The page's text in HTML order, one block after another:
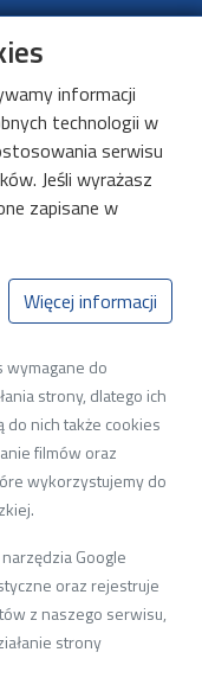
email
AE:PL-77859-
informacji
technologii w
serwisu
Jeśli wyrażasz
zapisane w
Więcej informacji
wymagane do
strony, dlatego ich
do nich także cookies
filmów oraz
wykorzystujemy do
Google
oraz rejestruje
z naszego serwisu,
strony